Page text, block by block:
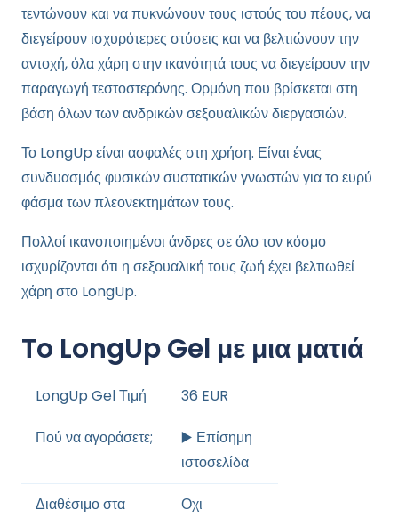
τεντώνουν και να πυκνώνουν τους ιστούς του πέους, να
διεγείρουν ισχυρότερες στύσεις και να βελτιώνουν την
αντοχή, όλα χάρη στην ικανότητά τους να διεγείρουν την
παραγωγή τεστοστερόνης. Ορμόνη που βρίσκεται στη
βάση όλων των ανδρικών σεξουαλικών διεργασιών.
Το LongUp είναι ασφαλές στη χρήση. Είναι ένας
συνδυασμός φυσικών συστατικών γνωστών για το ευρύ
φάσμα των πλεονεκτημάτων τους.
Πολλοί ικανοποιημένοι άνδρες σε όλο τον κόσμο
ισχυρίζονται ότι η σεξουαλική τους ζωή έχει βελτιωθεί
χάρη στο LongUp.
To LongUp Gel με μια ματιά
LongUp Gel Τιμή 36 EUR
Πού να αγοράσετε;
▶️ Επίσημη
ιστοσελίδα
Διαθέσιμο στα
Οχι